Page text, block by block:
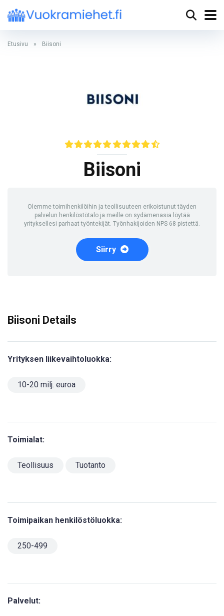
Etusivu » Biisoni
Biisoni
Olemme toimihenkilöihin ja teollisuuteen erikoistunut täyden
palvelun henkilöstötalo ja meille on sydämenasia löytää
yrityksellesi parhaat työntekijät. Työnhakijoiden NPS 68 pistettä.
Siirry
Biisoni Details
Yrityksen liikevaihtoluokka:
10-20 milj. euroa
Toimialat:
Teollisuus Tuotanto
Toimipaikan henkilöstöluokka:
250-499
Palvelut: